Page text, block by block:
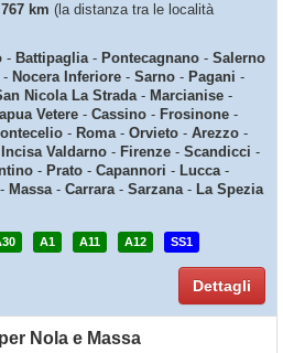
767 km (la distanza tra le località
- Battipaglia- Pontecagnano - Salerno
- Nocera Inferiore - Sarno - Pagani -
Nicola La Strada- Marcianise -
Vetere - Cassino - Frosinone -
- Roma- Orvieto - Arezzo -
Valdarno - Firenze - Scandicci -
- Prato - Capannori - Lucca-
Massa- Carrara- Sarzana- La Spezia
A1 A11 A12 SS1
Dettagli
Nola e Massa